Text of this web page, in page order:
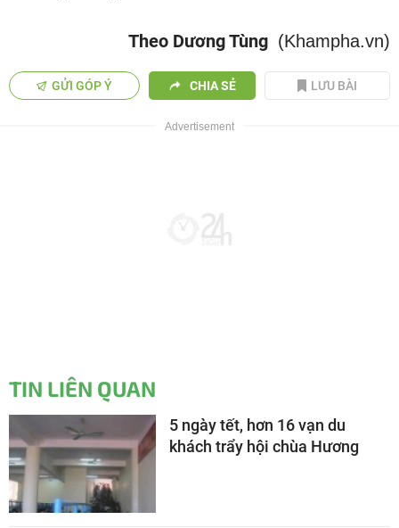
Theo Dương Tùng (Khampha.vn)
GỬI GÓP Ý CHIA SẺ LƯU BÀI
TIN LIÊN QUAN
5 ngày tết, hơn 16 vạn du
khách trẩy hội chùa Hương